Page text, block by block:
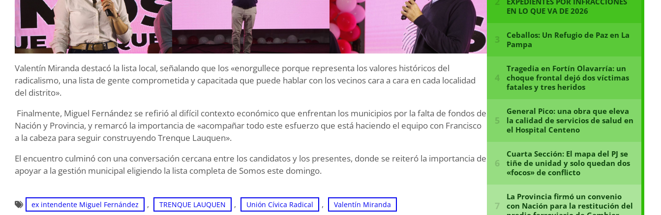
Valentín Miranda destacó la lista local, señalando que los «enorgullece porque representa los valores históricos del
radicalismo, una lista de gente comprometida y capacitada que puede hablar con los vecinos cara a cara en cada localidad
del distrito».
Finalmente, Miguel Fernández se refirió al difícil contexto económico que enfrentan los municipios por la falta de fondos de
Nación y Provincia, y remarcó la importancia de «acompañar todo este esfuerzo que está haciendo el equipo con Francisco
a la cabeza para seguir construyendo Trenque Lauquen».
El encuentro culminó con una conversación cercana entre los candidatos y los presentes, donde se reiteró la importancia de
apoyar a la gestión municipal eligiendo la lista completa de Somos este domingo.
ex intendente Miguel Fernández , TRENQUE LAUQUEN , Unión Cívica Radical , Valentín Miranda